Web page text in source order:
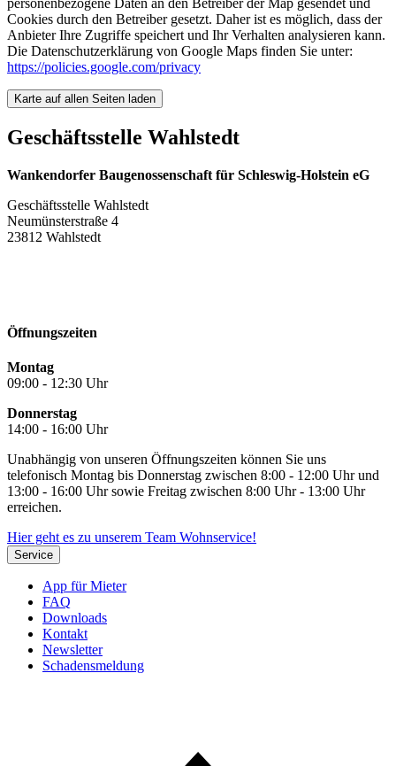
personenbezogene Daten an den Betreiber der Map gesendet und
Cookies durch den Betreiber gesetzt. Daher ist es möglich, dass der
Anbieter Ihre Zugriffe speichert und Ihr Verhalten analysieren kann.
Die Datenschutzerklärung von Google Maps finden Sie unter:
https://policies.google.com/privacy
Karte auf allen Seiten laden
Geschäftsstelle Wahlstedt
Wankendorfer Baugenossenschaft für Schleswig-Holstein eG
Geschäftsstelle Wahlstedt
Neumünsterstraße 4
23812 Wahlstedt
Öffnungszeiten
Montag
09:00 - 12:30 Uhr
Donnerstag
14:00 - 16:00 Uhr
Unabhängig von unseren Öffnungszeiten können Sie uns
telefonisch Montag bis Donnerstag zwischen 8:00 - 12:00 Uhr und
13:00 - 16:00 Uhr sowie Freitag zwischen 8:00 Uhr - 13:00 Uhr
erreichen.
Hier geht es zu unserem Team Wohnservice!
Service
App für Mieter
FAQ
Downloads
Kontakt
Newsletter
Schadensmeldung